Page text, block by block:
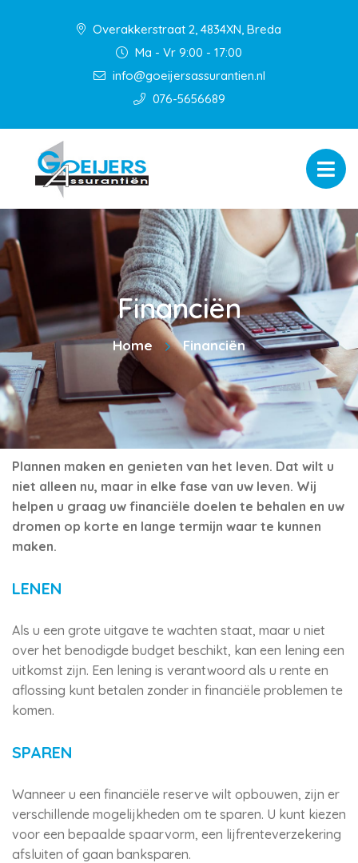
Overakkerstraat 2, 4834XN, Breda
Ma - Vr 9:00 - 17:00
info@goeijersassurantien.nl
076-5656689
Financiën
Home Financiën
Plannen maken en genieten van het leven. Dat wilt u
niet alleen nu, maar in elke fase van uw leven. Wij
helpen u graag uw financiële doelen te behalen en uw
dromen op korte en lange termijn waar te kunnen
maken.
LENEN
Als u een grote uitgave te wachten staat, maar u niet
over het benodigde budget beschikt, kan een lening een
uitkomst zijn. Een lening is verantwoord als u rente en
aflossing kunt betalen zonder in financiële problemen te
komen.
SPAREN
Wanneer u een financiële reserve wilt opbouwen, zijn er
verschillende mogelijkheden om te sparen. U kunt kiezen
voor een bepaalde spaarvorm, een lijfrenteverzekering
afsluiten of gaan banksparen.